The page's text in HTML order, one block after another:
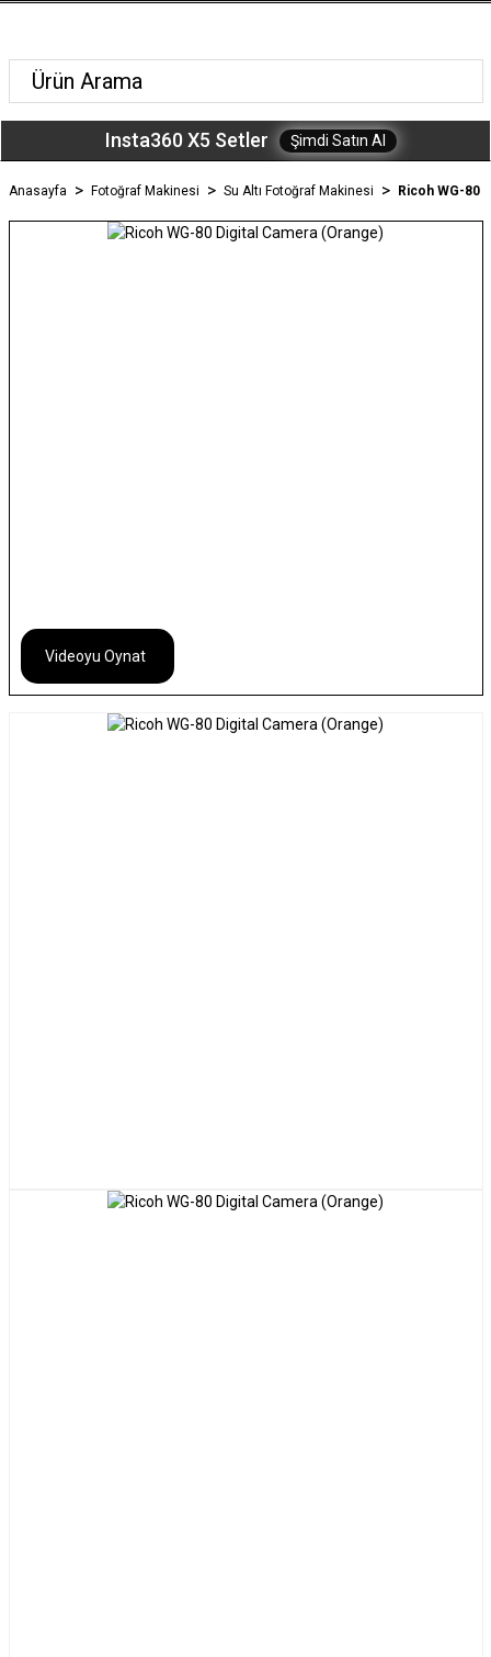
Insta360 X5 Setler Şimdi Satın Al
Anasayfa Fotoğraf Makinesi Su Altı Fotoğraf Makinesi Ricoh WG-80
Videoyu Oynat